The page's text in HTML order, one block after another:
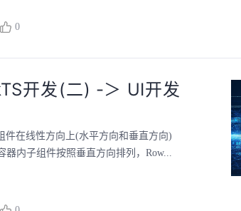
0
开发(二) -＞ UI开发
件在线性方向上(水平方向和垂直方向)
器内子组件按照垂直方向排列，Row...